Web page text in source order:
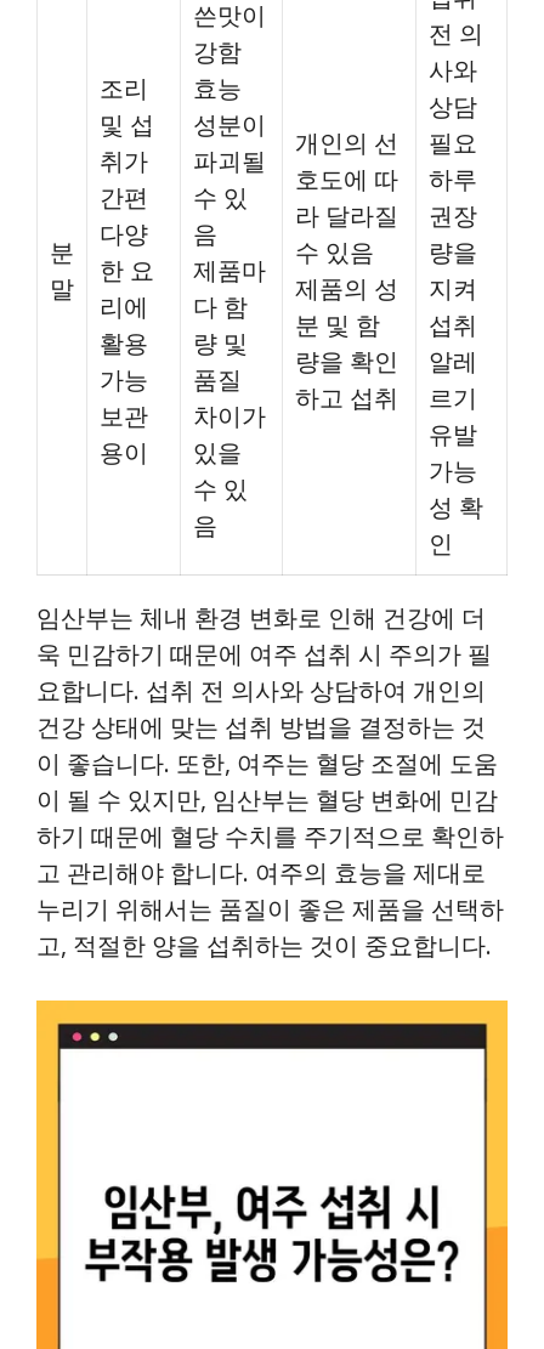
분
말
조리
및 섭
취가
간편
다양
한 요
리에
활용
가능
보관
용이
쓴맛이
강함
효능
성분이
파괴될
수 있
음
제품마
다 함
량 및
품질
차이가
있을
수 있
음
개인의 선
호도에 따
라 달라질
수 있음
제품의 성
분 및 함
량을 확인
하고 섭취
전 의
사와
상담
필요
하루
권장
량을
지켜
섭취
알레
르기
유발
가능
성 확
인
임산부는 체내 환경 변화로 인해 건강에 더
욱 민감하기 때문에 여주 섭취 시 주의가 필
요합니다. 섭취 전 의사와 상담하여 개인의
건강 상태에 맞는 섭취 방법을 결정하는 것
이 좋습니다. 또한, 여주는 혈당 조절에 도움
이 될 수 있지만, 임산부는 혈당 변화에 민감
하기 때문에 혈당 수치를 주기적으로 확인하
고 관리해야 합니다. 여주의 효능을 제대로
누리기 위해서는 품질이 좋은 제품을 선택하
고, 적절한 양을 섭취하는 것이 중요합니다.